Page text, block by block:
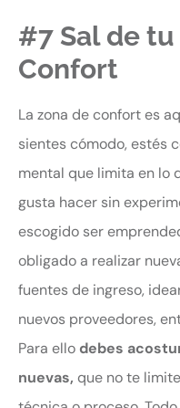
#7 Sal de
Confort
La zona de confort es
sientes cómodo, estés
mental que limita en lo
gusta hacer sin
escogido ser
obligado a realizar
fuentes de ingreso,
nuevos proveedores,
Para ello debes
nuevas, que no te